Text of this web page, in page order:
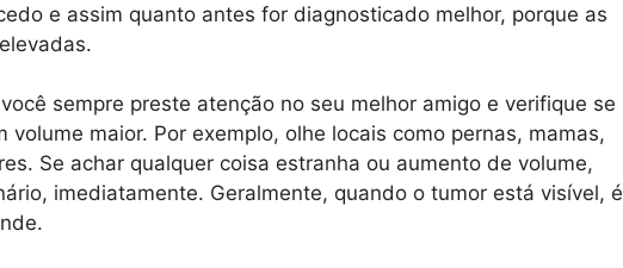
e assim quanto antes for diagnosticado melhor, porque as
sempre preste atenção no seu melhor amigo e verifique se
volume maior. Por exemplo, olhe locais como pernas, mamas,
Se achar qualquer coisa estranha ou aumento de volume,
imediatamente. Geralmente, quando o tumor está visível, é